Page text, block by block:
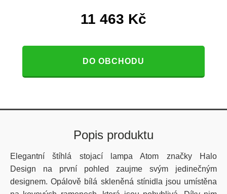
11 463 Kč
DO OBCHODU
Popis produktu
Elegantní štíhlá stojací lampa Atom značky Halo
Design na první pohled zaujme svým jedinečným
designem. Opálově bílá skleněná stínidla jsou umístěna